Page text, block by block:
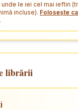
le iei cel mai ieftin
incluse). Folosește
.
librării